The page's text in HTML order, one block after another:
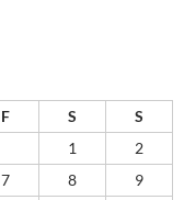
F S
S
1
2
7 8
9